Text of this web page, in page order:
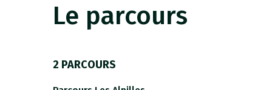
Le parcours
2 PARCOURS